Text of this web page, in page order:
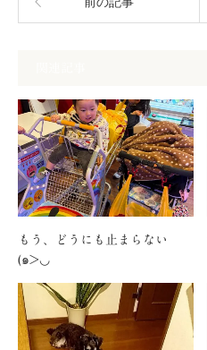
もう、どうにも止まらない
(๑>◡